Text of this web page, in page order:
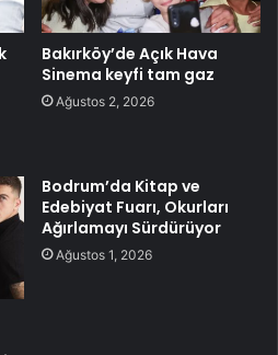
Bakırköy’de Açık Hava
Sinema keyfi tam gaz
Ağustos 2, 2026
Bodrum’da Kitap ve
Edebiyat Fuarı, Okurları
Ağırlamayı Sürdürüyor
Ağustos 1, 2026